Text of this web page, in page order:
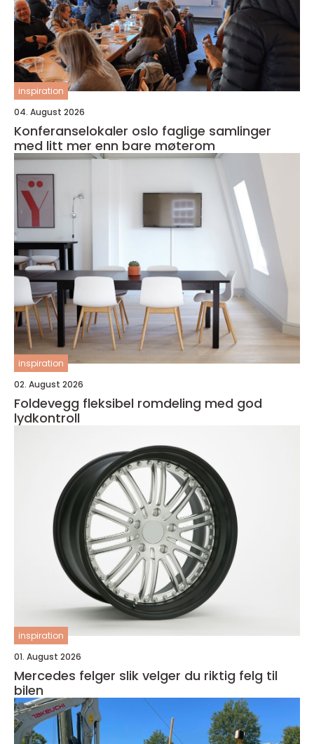
inspiration
04. August 2026
Konferanselokaler oslo faglige samlinger
med litt mer enn bare møterom
inspiration
02. August 2026
Foldevegg fleksibel romdeling med god
lydkontroll
inspiration
01. August 2026
Mercedes felger slik velger du riktig felg til
bilen